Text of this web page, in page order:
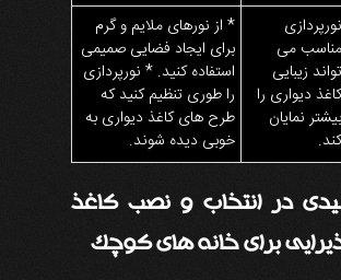
نورپردازی
مناسب می
تواند زیبایی
دیواری را
بیشتر نمایان
* از نورهای ملایم و گرم
برای ایجاد فضایی صمیمی
استفاده کنید. * نورپردازی
را طوری تنظیم کنید که
طرح های کاغذ دیواری به
خوبی دیده شوند.
در انتخاب و نصب کاغذ
برای خانه های کوچک